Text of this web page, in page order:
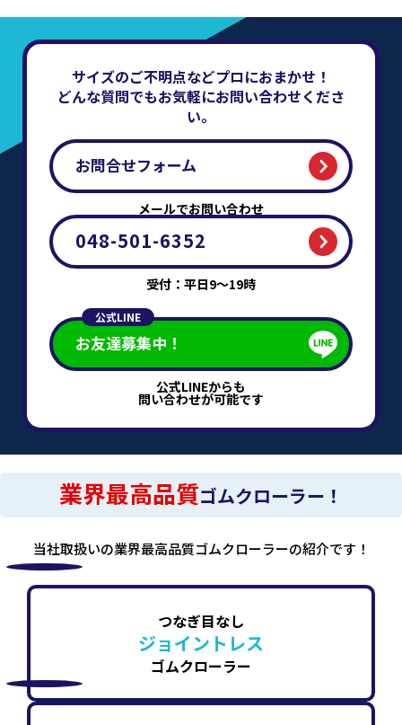
サイズのご不明点などプロにおまかせ！
どんな質問でもお気軽にお問い合わせくださ
い。
お問合せフォーム
メールでお問い合わせ
048-501-6352
受付：平日9～19時
公式LINE
お友達募集中！
公式LINEからも
問い合わせが可能です
業界最高品質ゴムクローラー！
当社取扱いの業界最高品質ゴムクローラーの紹介です！
つなぎ目なし
ジョイントレス
ゴムクローラー